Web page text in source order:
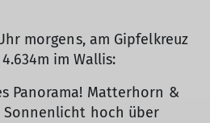
morgens, am Gipfelkreuz
im Wallis:
Panorama! Matterhorn &
Sonnenlicht hoch über